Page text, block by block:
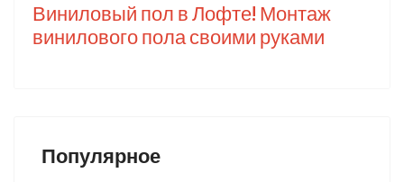
Виниловый пол в Лофте! Монтаж
винилового пола своими руками
Популярное